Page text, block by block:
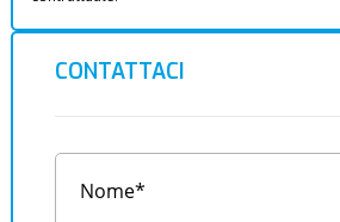
CONTATTACI